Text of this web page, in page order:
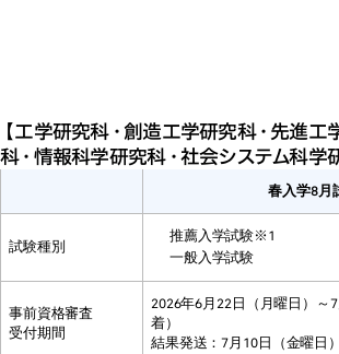
春入学＞
春入学＞
【工学研究科・創造工学研究科・先進工
科・情報科学研究科・社会システム科学
春入学8月
試験種別
推薦入学試験※1
一般入学試験
事前資格審査
受付期間
2026年6月22日（月曜日）～7
着）
結果発送：7月10日（金曜日）